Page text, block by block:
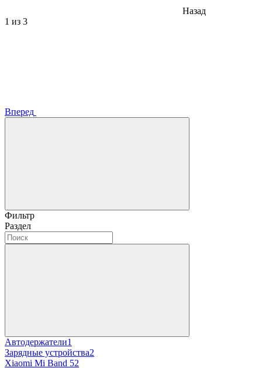
Назад
1 из 3
Вперед
Фильтр
Раздел
Автодержатели1
Зарядные устройства2
Xiaomi Mi Band 52